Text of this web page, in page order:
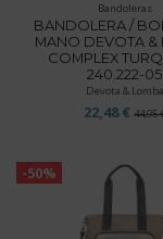
Bandoleras
BANDOLERA /
MANO DEVOTA &
COMPLEX
240.222-05
Devota & Lomba
22,48 €44,95
-50%